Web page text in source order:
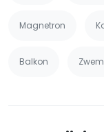
Magnetron
Balkon